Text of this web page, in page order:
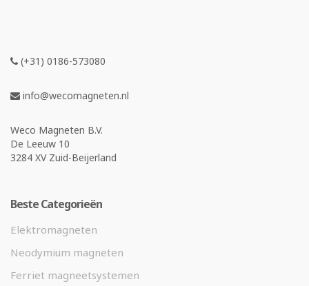
(+31) 0186-573080
info@wecomagneten.nl
Weco Magneten B.V.
De Leeuw 10
3284 XV Zuid-Beijerland
Beste Categorieën
Elektromagneten
Neodymium magneten
Ferriet magneetsystemen